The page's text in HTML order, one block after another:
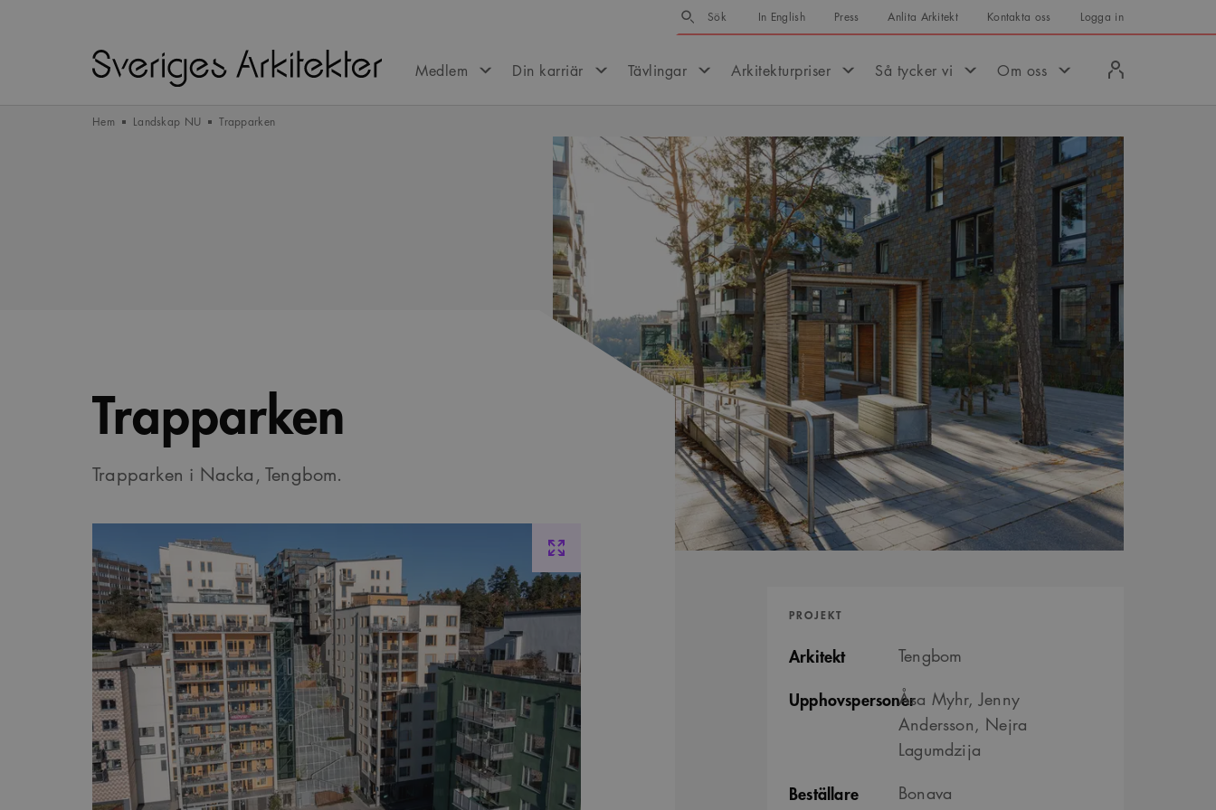
Sök
Sök In English Press Anlita Arkitekt Kontakta oss Logga in
Medlem Din karriär Tävlingar Arkitekturpriser Så tycker vi Om oss
in
Hem Landskap NU Trapparken
Trapparken
Trapparken i Nacka, Tengbom.
PROJEKT
Arkitekt Tengbom
UpphovspersonerÅsa Myhr, Jenny
Andersson, Nejra
Lagumdzija
Beställare Bonava